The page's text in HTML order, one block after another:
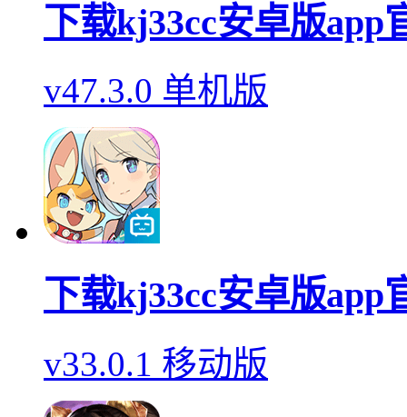
下载kj33cc安卓版app
v47.3.0 单机版
下载kj33cc安卓版app
v33.0.1 移动版